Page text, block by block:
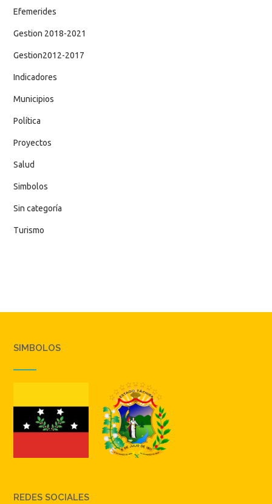
Efemerides
Gestion 2018-2021
Gestion2012-2017
Indicadores
Municipios
Política
Proyectos
Salud
Simbolos
Sin categoría
Turismo
SIMBOLOS
REDES SOCIALES